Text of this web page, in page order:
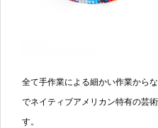
全て手作業による細かい作業から
でネイティブアメリカン特有の芸
す。